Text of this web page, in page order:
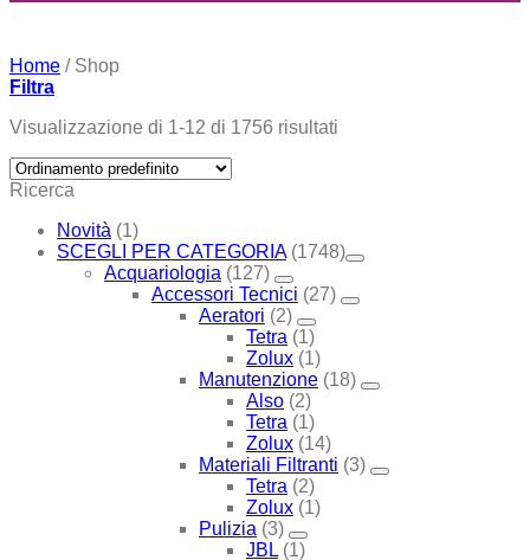
Home /Shop
Filtra
Visualizzazione di 1-12 di 1756 risultati
Ricerca
Novità (1)
SCEGLI PER CATEGORIA (1748)
Acquariologia (127)
Accessori Tecnici (27)
Aeratori (2)
Tetra (1)
Zolux (1)
Manutenzione (18)
Also (2)
Tetra (1)
Zolux (14)
Materiali Filtranti (3)
Tetra (2)
Zolux (1)
Pulizia (3)
JBL (1)